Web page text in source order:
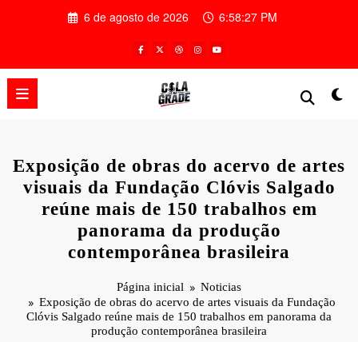
6 de agosto de 2026 6:58:28 PM
Exposição de obras do acervo de artes
visuais da Fundação Clóvis Salgado
reúne mais de 150 trabalhos em
panorama da produção
contemporânea brasileira
Página inicial
Noticias
Exposição de obras do acervo de artes visuais da Fundação
Clóvis Salgado reúne mais de 150 trabalhos em panorama da
produção contemporânea brasileira